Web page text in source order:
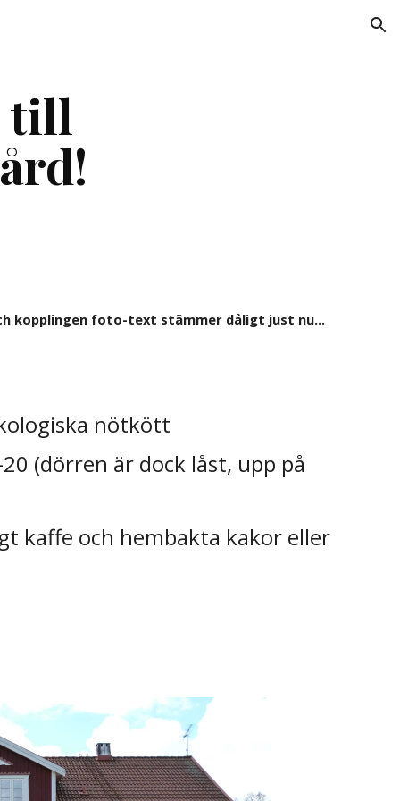
till
kopplingen foto-text stämmer dåligt just nu...
nötkött
(dörren är dock låst, upp på
kaffe och hembakta kakor eller